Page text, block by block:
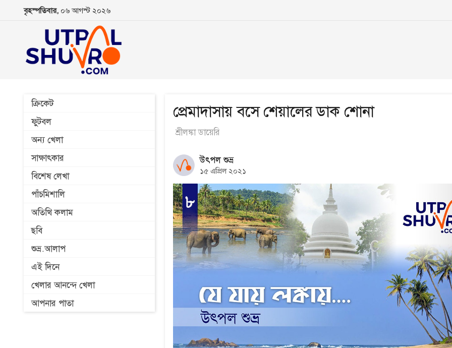
বৃহস্পতিবার, ০৬ আগস্ট ২০২৬
ক্রিকেট
ফুটবল
অন্য খেলা
সাক্ষাৎকার
বিশেষ লেখা
পাঁচমিশালি
অতিথি কলাম
ছবি
শুভ্র.আলাপ
এই দিনে
খেলার আনন্দে খেলা
আপনার পাতা
প্রেমাদাসায় বসে শেয়ালের ডাক শোনা
শ্রীলঙ্কা ডায়েরি
উৎপল শুভ্র
১৫ এপ্রিল ২০২১